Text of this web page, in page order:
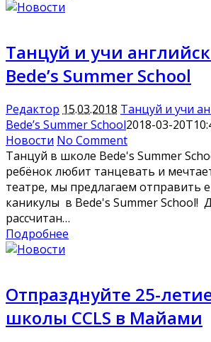
Танцуй и учи
Bede’s Summer School
Редактор 15.03.2018 Танцуй и учи
Bede’s Summer School2018-03-
Новости No Comment
Танцуй в школе Bede's Summer
ребёнок любит танцевать и
театре, мы предлагаем отправить
каникулы в Bede's Summer School!
рассчитан…
Подробнее
Отпразднуйте 25-
школы СCLS в Майами